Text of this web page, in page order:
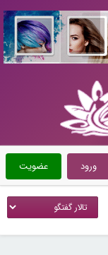
عضویت ورود